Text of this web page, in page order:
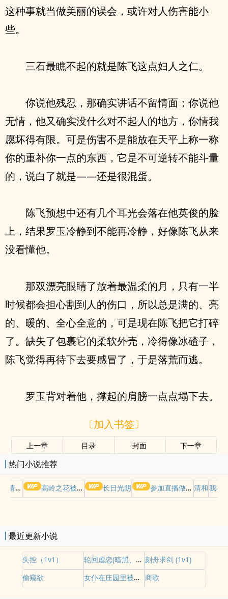
这种事就当做美丽的误会，或许对人伤害能小
些。
三石最瞧不起的就是陈飞这点妇人之仁。
你说他残忍，那确实讲话不留情面；你说他
无情，他又确实没什么对不起人的地方，你情我
愿坏得有限。可是伤害不是能放在天平上称一称
你的重补你一点的东西，它是不可逆转不能斗量
的，说白了就是——还是很混蛋。
陈飞预想中还有几个耳光会落在他英俊的脸
上，结果罗玉冷静到不能再冷静，好像陈飞从来
没看懂他。
那双漂亮眼睛了放着最温柔的月，只有一半
时候都会担心割到人的伤口，所以总是满的、亮
的、暖的、全心全意的，可是现在陈飞把它打碎
了。缺失了包裹它的柔软外壳，冷得像冰碴子，
陈飞觉得再待下去要感冒了，于是落荒而逃。
罗玉背对着他，撑起的肩膀一点点塌下去。
〔加入书签〕
上一章 目录 封面 下一章
热门小说推荐
摆好 高岭之花被权贵轮了后 长日光阴 参加直播做爱综艺后我火了(NPH) 清和我在
最近更新小说
失控（1v1） 轮回虐恋(暗黑、虐心、硬核修仙调教) 刻舟求剑 (1v1)
偷窥欲
女仆在庄园里被爆操（上位者nph，欧式） 商歌